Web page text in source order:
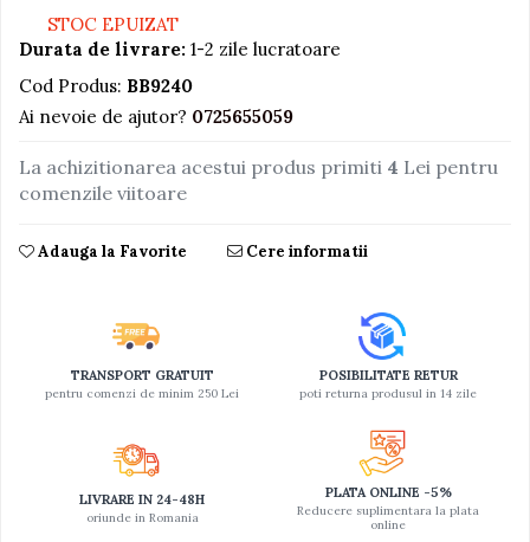
Jocuri sportive
Jucarii educative din lemn
Motociclete
Muzica si instrumente
Pistoale
Proiectoare
Set Avioane si submarine
Seturi de doctor
Seturi de rufe
Trenuri cu sine
Vehicule de constructii
STOC EPUIZAT
Durata de livrare: 1-2 zile lucratoare
Cod Produs: BB9240
Ai nevoie de ajutor? 0725655059
La achizitionarea acestui produs primiti 4 Lei pentru
comenzile viitoare
Adauga la Favorite Cere informatii
TRANSPORT GRATUIT
pentru comenzi de minim 250 Lei
POSIBILITATE RETUR
poti returna produsul in 14 zile
LIVRARE IN 24-48H
oriunde in Romania
PLATA ONLINE -5%
Reducere suplimentara la plata
online